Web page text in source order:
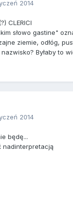
2014
CLERICI
słowo gastine"
ziemie, odłóg,
Byłaby to
2014
będę...
nadinterpretacją